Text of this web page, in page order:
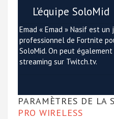
L’équipe SoloMid
Emad « Emad » Nasif est un
professionnel de Fortnite
SoloMid. On peut
streaming sur Twitch.tv.
PARAMÈTRES DE LA
PRO WIRELESS